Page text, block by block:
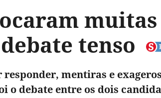
muitas
tenso
mentiras e
o debate entre os dois